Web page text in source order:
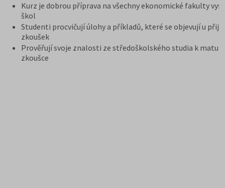
Kurz je dobrou příprava na všechny ekonomické fakulty
škol
Studenti procvičují úlohy a příkladů, které se objevují u
zkoušek
Prověřují svoje znalosti ze středoškolského studia k
zkoušce